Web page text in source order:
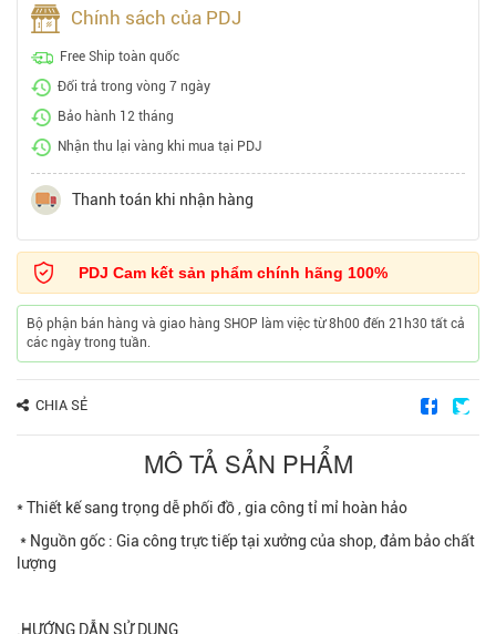
Chính sách của PDJ
Free Ship toàn quốc
Đổi trả trong vòng 7 ngày
Bảo hành 12 tháng
Nhận thu lại vàng khi mua tại PDJ
Thanh toán khi nhận hàng
PDJ Cam kết sản phẩm chính hãng 100%
Bộ phận bán hàng và giao hàng SHOP làm việc từ 8h00 đến 21h30 tất cả
các ngày trong tuần.
CHIA SẺ
MÔ TẢ SẢN PHẨM
* Thiết kế sang trọng dễ phối đồ , gia công tỉ mỉ hoàn hảo
* Nguồn gốc : Gia công trực tiếp tại xưởng của shop, đảm bảo chất
lượng
.HƯỚNG DẪN SỬ DỤNG